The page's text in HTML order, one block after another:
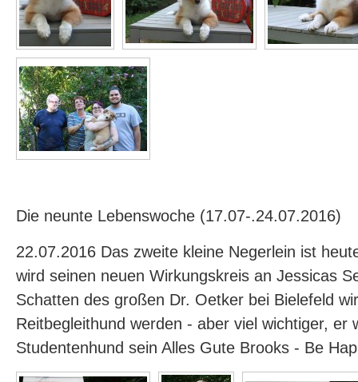
Die neunte Lebenswoche (17.07-.24.07.2016)
22.07.2016 Das zweite kleine Negerlein ist
wird seinen neuen Wirkungskreis an Jessicas
Schatten des großen Dr. Oetker bei Bielefeld
Reitbegleithund werden - aber viel wichtiger, er
Studentenhund sein Alles Gute Brooks - Be